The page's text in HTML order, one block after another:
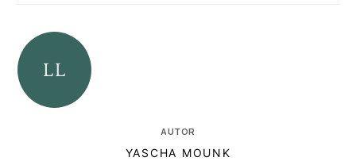
AUTOR
YASCHA MOUNK